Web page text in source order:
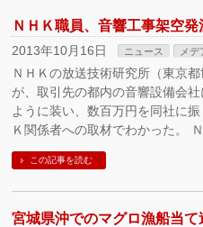
ＮＨＫ職員、音響工事架空
2013年10月16日 ニュース メデ
ＮＨＫの放送技術研究所（東京
が、取引先の都内の音響設備会
ように装い、数百万円を同社に
Ｋ関係者への取材でわかった。
この記事を読む
宮城県沖でのマグロ漁船当